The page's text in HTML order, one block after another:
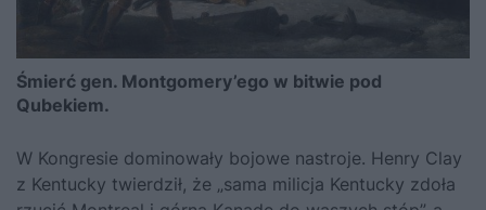
Śmierć gen. Montgomery’ego w bitwie pod
Qubekiem.
W Kongresie dominowały bojowe nastroje. Henry Clay
z Kentucky twierdził, że „sama milicja Kentucky zdoła